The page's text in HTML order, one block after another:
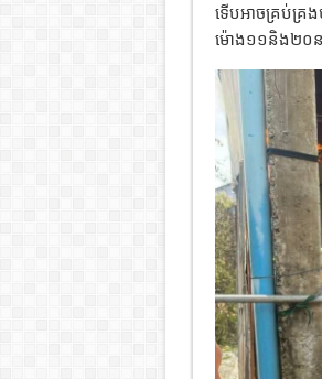
ទើបអាចគ្រប់គ្រ
ម៉ោង១១និង២០នា